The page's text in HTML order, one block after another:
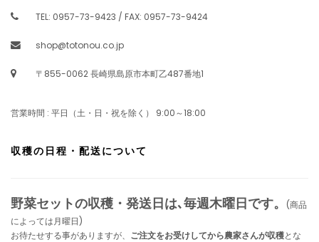
TEL: 0957-73-9423 / FAX: 0957-73-9424
shop@totonou.co.jp
〒855-0062 長崎県島原市本町乙487番地1
営業時間 : 平日（土・日・祝を除く） 9:00～18:00
収穫の日程・配送について
野菜セットの収穫・発送日は､毎週木曜日です。
(商品
によっては月曜日)
お待たせする事がありますが、 ご注文をお受けしてから農家さんが収穫とな